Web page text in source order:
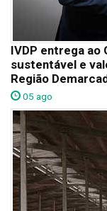
IVDP entrega ao
sustentável e
Região
05 ago